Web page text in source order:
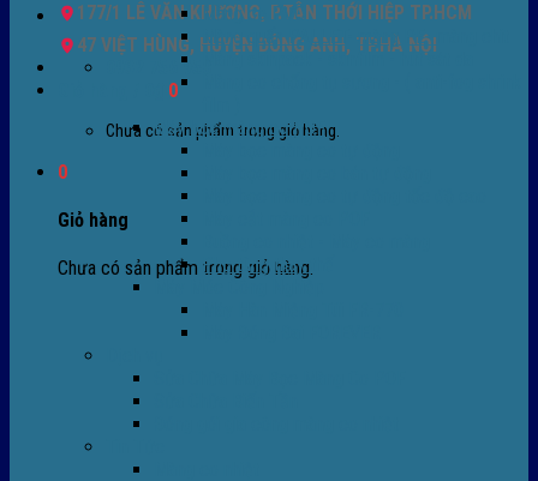
177/1 LÊ VĂN KHƯƠNG, P.TÂN THỚI HIỆP TP.HCM
47 VIỆT HÙNG, HUYỆN ĐÔNG ANH, TP.HÀ NỘI
0932 756 950
0
Chưa có sản phẩm trong giỏ hàng.
0
Giỏ hàng
Chưa có sản phẩm trong giỏ hàng.
Màng co PVC
Màng quấn PALLET- màng PE- màng chit
Màng skinpack - skinfilm - hút sát da
Máy bọc màng co POF
Phụ tùng thay thế